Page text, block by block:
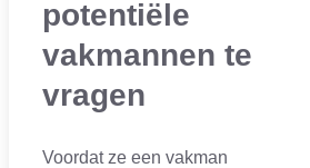
potentiële
vakmannen te
vragen
Voordat ze een vakman